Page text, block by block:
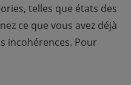
telles que états des
ce que vous avez déjà
incohérences. Pour